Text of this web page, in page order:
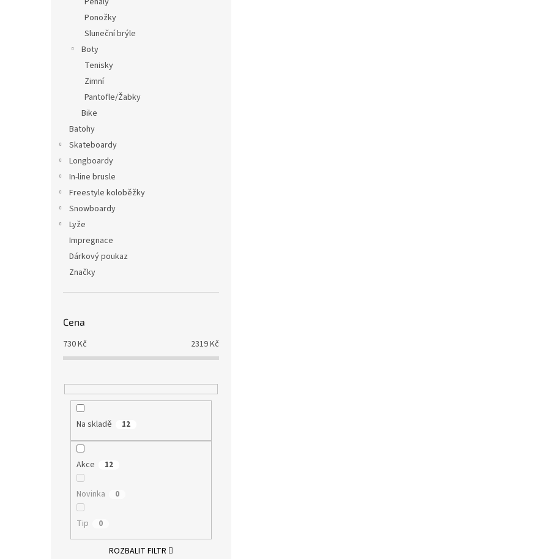
Ponožky
Sluneční brýle
Boty
Tenisky
Zimní
Pantofle/Žabky
Bike
Batohy
Skateboardy
Longboardy
In-line brusle
Freestyle koloběžky
Snowboardy
Lyže
Impregnace
Dárkový poukaz
Značky
Cena
730Kč 2319Kč
Na skladě 12
Akce 12
Novinka 0
Tip 0
ROZBALIT FILTR